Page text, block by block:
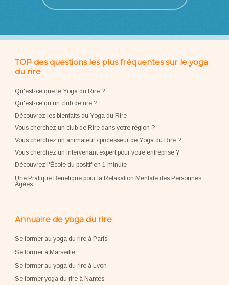
TOP des questions les plus fréquentes sur le yoga
du rire
Qu'est-ce que le Yoga du Rire ?
Qu'est-ce qu'un club de rire ?
Découvrez les bienfaits du Yoga du Rire
Vous cherchez un club de Rire dans votre région ?
Vous cherchez un animateur / professeur de Yoga du Rire ?
Vous cherchez un intervenant expert pour votre entreprise?
Découvrez l'École du positif en 1 minute
Une Pratique Bénéfique pour la Relaxation Mentale des Personnes
Âgées
Annuaire de yoga du rire
Se former au yoga du rire à Paris
Se former à Marseille
Se former au yoga du rire à Lyon
Se former yoga du rire à Nantes